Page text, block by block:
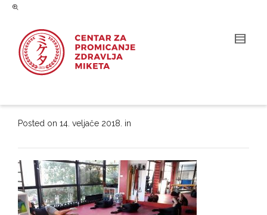
Posted on 14. veljače 2018. in